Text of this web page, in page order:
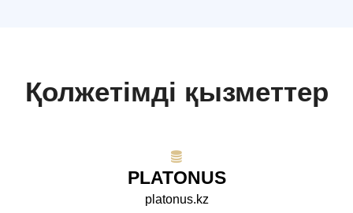
Қолжетімді қызметтер
PLATONUS
platonus.kz